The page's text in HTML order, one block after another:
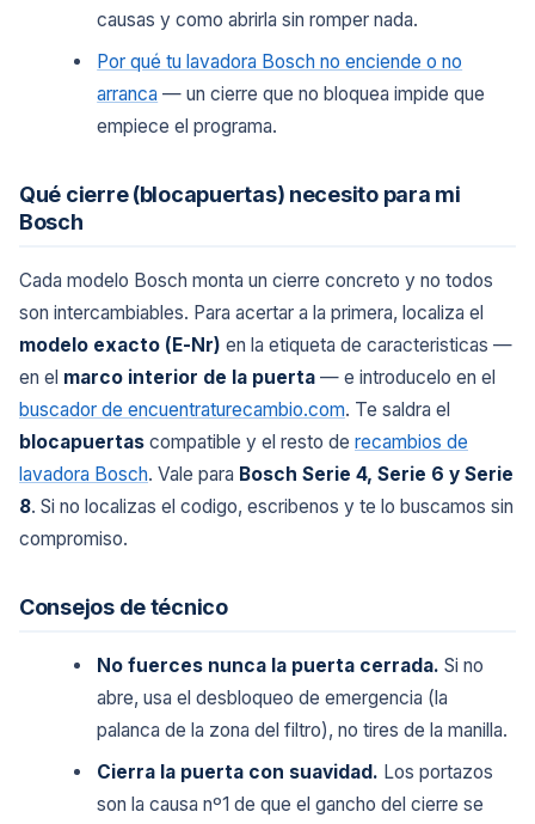
causas y como abrirla sin romper nada.
Por qué tu lavadora Bosch no enciende o no
arranca — un cierre que no bloquea impide que
empiece el programa.
Qué cierre (blocapuertas) necesito para mi
Bosch
Cada modelo Bosch monta un cierre concreto y no todos
son intercambiables. Para acertar a la primera, localiza el
modelo exacto (E-Nr) en la etiqueta de caracteristicas —
en el marco interior de la puerta — e introducelo en el
buscador de encuentraturecambio.com. Te saldra el
blocapuertas compatible y el resto de recambios de
lavadora Bosch. Vale para Bosch Serie 4, Serie 6 y Serie
8. Si no localizas el codigo, escribenos y te lo buscamos sin
compromiso.
Consejos de técnico
No fuerces nunca la puerta cerrada. Si no
abre, usa el desbloqueo de emergencia (la
palanca de la zona del filtro), no tires de la manilla.
Cierra la puerta con suavidad. Los portazos
son la causa nº1 de que el gancho del cierre se